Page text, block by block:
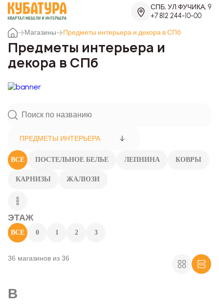
СПБ, УЛ.ФУЧИКА, 9
+7 812 244-10-00
Магазины
Предметы интерьера и декора в СПб
Предметы интерьера и
декора в СПб
ПРЕДМЕТЫ ИНТЕРЬЕРА
ВСЕ ПОСТЕЛЬНОЕ БЕЛЬЕ ЛЕПНИНА КОВРЫ
КАРНИЗЫ ЖАЛЮЗИ
ЭТАЖ
ВСЕ 0 1 2 3
36 магазинов из 36
B